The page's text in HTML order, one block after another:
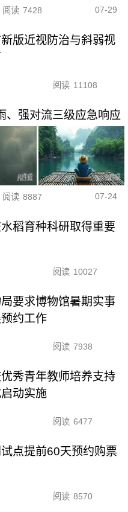
阅读 7428 07-29
版近视防治与斜弱视
阅读 11108
、强对流三级应急响应
阅读 8887 07-24
稻育种科研取得重要
阅读 10027
要求博物馆暑期实事
约工作
阅读 7938
秀青年教师培养支持
动实施
阅读 6477
点提前60天预约购票
阅读 8570